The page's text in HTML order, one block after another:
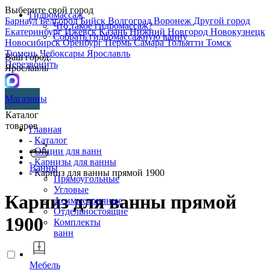
Выберите свой город
БарнаулБелгородБийск ВолгоградВоронеж Другой город
ЕкатеринбургИжевскКазаньНижний Новгород Новокузнецк
НовосибирскОренбургПермьСамараТольятти Томск
ТюменьЧебоксары Ярославль
Перезвонить
Гидромассаж
Что такое гидромассаж?
Собрать гидромассажную ванну
Ваш город:
Ярославль
Магазины
Каталог
товаров
Ванны
Прямоугольные
Угловые
Асимметричные
Отдельностоящие
Комплекты
ванн
Мебель
Главная
- Каталог
-Опции для ванн
- Карнизы для ванны
- Карниз для ванны прямой 1900
Карниз для ванны прямой
1900